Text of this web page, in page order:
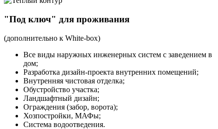
"Под ключ" для проживания
(дополнительно к White-box)
Все виды наружных инженерных систем с заведением в
дом;
Разработка дизайн-проекта внутренних помещений;
Внутренняя чистовая отделка;
Обустройство участка;
Ландшафтный дизайн;
Ограждения (забор, ворота);
Хозпостройки, МАФы;
Система водоотведения.